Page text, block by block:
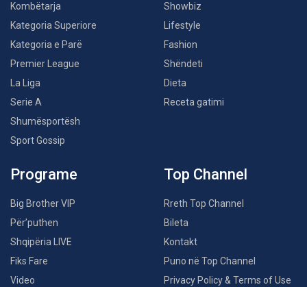
Kombëtarja
Kategoria Superiore
Kategoria e Parë
Premier League
La Liga
Serie A
Shumësportësh
Sport Gossip
Showbiz
Lifestyle
Fashion
Shëndeti
Dieta
Receta gatimi
Programe
Big Brother VIP
Për’puthen
Shqipëria LIVE
Fiks Fare
Video
Top Channel
Rreth Top Channel
Bileta
Kontakt
Puno në Top Channel
Privacy Policy & Terms of Use